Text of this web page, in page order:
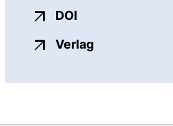
DOI
Verlagexterner